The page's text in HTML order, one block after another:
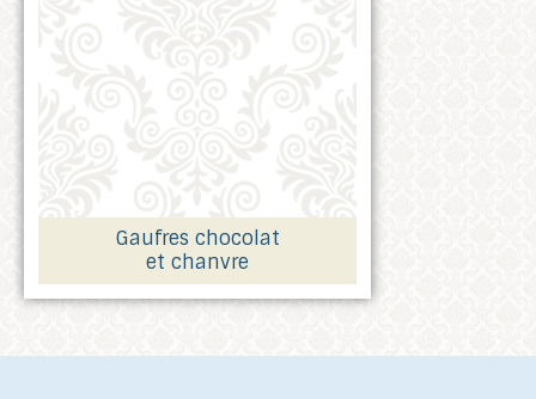
Gaufres chocolat
et chanvre